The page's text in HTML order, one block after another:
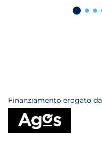
Finanziamento erogato da